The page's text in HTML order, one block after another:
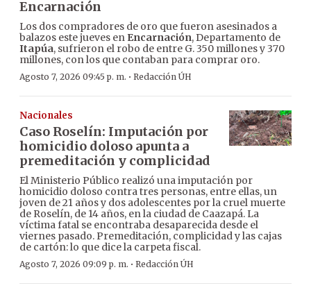
Encarnación
Los dos compradores de oro que fueron asesinados a
balazos este jueves en Encarnación, Departamento de
Itapúa, sufrieron el robo de entre G. 350 millones y 370
millones, con los que contaban para comprar oro.
Agosto 7, 2026 09:45 p. m. · Redacción ÚH
Nacionales
Caso Roselín: Imputación por
homicidio doloso apunta a
premeditación y complicidad
El Ministerio Público realizó una imputación por
homicidio doloso contra tres personas, entre ellas, un
joven de 21 años y dos adolescentes por la cruel muerte
de Roselín, de 14 años, en la ciudad de Caazapá. La
víctima fatal se encontraba desaparecida desde el
viernes pasado. Premeditación, complicidad y las cajas
de cartón: lo que dice la carpeta fiscal.
Agosto 7, 2026 09:09 p. m. · Redacción ÚH